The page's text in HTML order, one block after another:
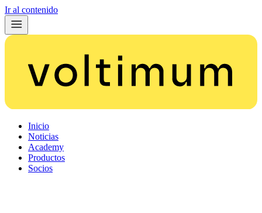
Ir al contenido
Inicio
Noticias
Academy
Productos
Socios